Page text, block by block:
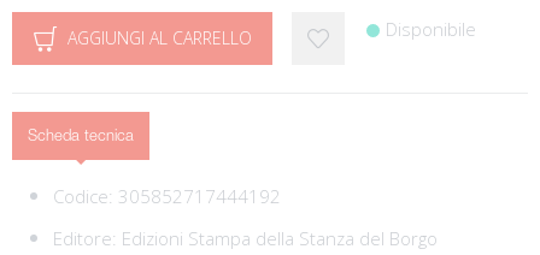
AGGIUNGI AL CARRELLO Disponibile
Scheda tecnica
Codice: 305852717444192
Editore: Edizioni Stampa della Stanza del Borgo